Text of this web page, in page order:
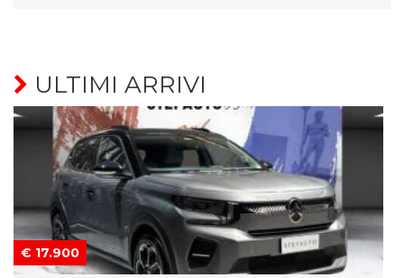
ULTIMI ARRIVI
€ 17.900